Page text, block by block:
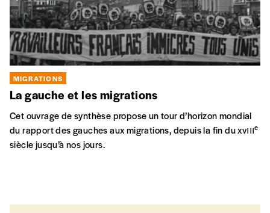
MIGRATIONS
La gauche et les migrations
Cet ouvrage de synthèse propose un tour d’horizon mondial
du rapport des gauches aux migrations, depuis la fin du xvıııe
siècle jusqu’à nos jours.